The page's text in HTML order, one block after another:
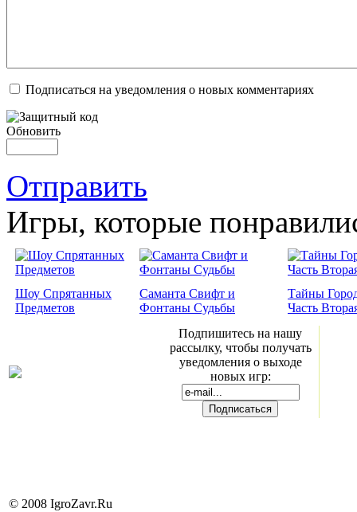
Подписаться на уведомления о новых комментариях
Обновить
Отправить
Игры, которые
Шоу Спрятанных
Предметов
Саманта Свифт и
Фонтаны Судьбы
Тайны
Часть
Подпишитесь на нашу
рассылку, чтобы получать
уведомления о выходе
новых игр:
© 2008 IgroZavr.Ru